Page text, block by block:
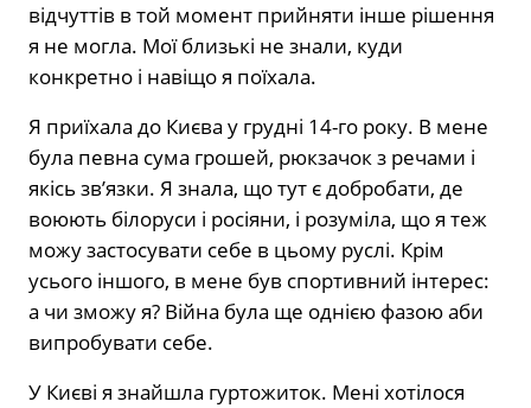
відчуттів в той момент прийняти інше рішення
я не могла. Мої близькі не знали, куди
конкретно і навіщо я поїхала.
Я приїхала до Києва у грудні 14-го року. В мене
була певна сума грошей, рюкзачок з речами і
якісь зв’язки. Я знала, що тут є добробати, де
воюють білоруси і росіяни, і розуміла, що я теж
можу застосувати себе в цьому руслі. Крім
усього іншого, в мене був спортивний інтерес:
а чи зможу я? Війна була ще однією фазою аби
випробувати себе.
У Києві я знайшла гуртожиток. Мені хотілося